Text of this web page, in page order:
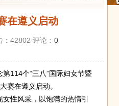
在遵义启动
42802 评论： 0
114个“三八”国际妇女节暨
赛在遵义启动。
性风采，以饱满的热情引